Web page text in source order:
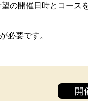
の開催日時とコー
必要です。
開